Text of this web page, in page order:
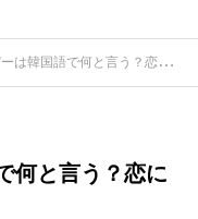
何と言う？恋に使える甘いフレーズも紹介
何と言う？恋に